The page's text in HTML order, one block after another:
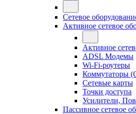
Сетевое
Активное сетевое
Активное
ADSL Модемы
Wi-Fi-роутеры
Коммутаторы
Сетевые карты
Точки доступа
Усилители,
Пассивное сетевое